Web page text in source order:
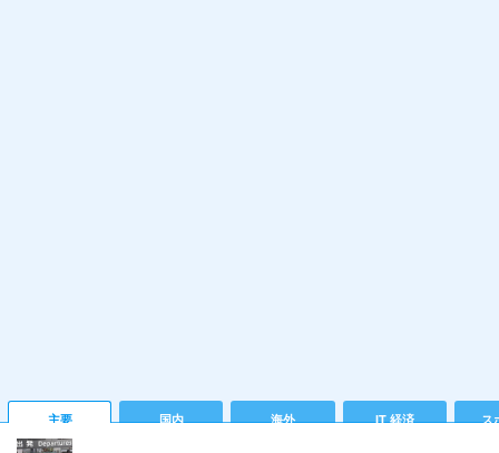
主要 国内 海外 IT 経済 ス